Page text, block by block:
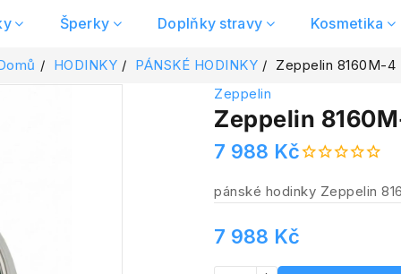
Šperky Doplňky stravy Kosmetika
HODINKY PÁNSKÉ HODINKY
Zeppelin 8160M-4
Zeppelin
Zeppelin
7 988 Kč
pánské hodinky Zeppelin
7 988 Kč